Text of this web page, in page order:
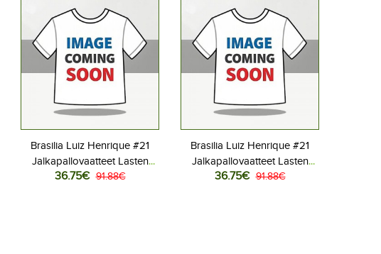
Brasilia Luiz Henrique #21
Jalkapallovaatteet Lasten
Kotipeliasu MM-kisat 2026
36.75€ 91.88€
Brasilia Luiz Henrique #21
Jalkapallovaatteet Lasten
Vieraspeliasu MM-kisat 2026
36.75€ 91.88€